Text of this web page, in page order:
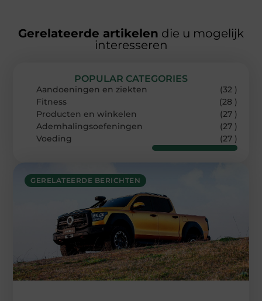
Gerelateerde artikelen die u mogelijk
interesseren
GERELATEERDE BERICHTEN
POPULAR CATEGORIES
Aandoeningen en ziekten
(32 )
Fitness
(28 )
Producten en winkelen
(27 )
Ademhalingsoefeningen
(27 )
Voeding
(27 )